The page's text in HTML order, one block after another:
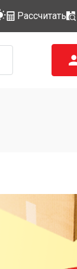
Рассчитать